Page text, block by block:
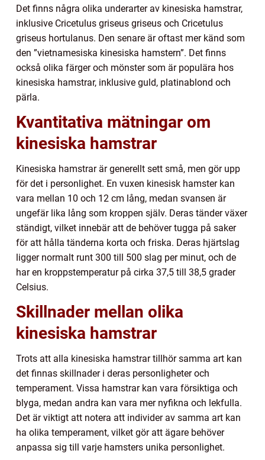
Det finns några olika underarter av kinesiska hamstrar,
inklusive Cricetulus griseus griseus och Cricetulus
griseus hortulanus. Den senare är oftast mer känd som
den ”vietnamesiska kinesiska hamstern”. Det finns
också olika färger och mönster som är populära hos
kinesiska hamstrar, inklusive guld, platinablond och
pärla.
Kvantitativa mätningar om
kinesiska hamstrar
Kinesiska hamstrar är generellt sett små, men gör upp
för det i personlighet. En vuxen kinesisk hamster kan
vara mellan 10 och 12 cm lång, medan svansen är
ungefär lika lång som kroppen själv. Deras tänder växer
ständigt, vilket innebär att de behöver tugga på saker
för att hålla tänderna korta och friska. Deras hjärtslag
ligger normalt runt 300 till 500 slag per minut, och de
har en kroppstemperatur på cirka 37,5 till 38,5 grader
Celsius.
Skillnader mellan olika
kinesiska hamstrar
Trots att alla kinesiska hamstrar tillhör samma art kan
det finnas skillnader i deras personligheter och
temperament. Vissa hamstrar kan vara försiktiga och
blyga, medan andra kan vara mer nyfikna och lekfulla.
Det är viktigt att notera att individer av samma art kan
ha olika temperament, vilket gör att ägare behöver
anpassa sig till varje hamsters unika personlighet.